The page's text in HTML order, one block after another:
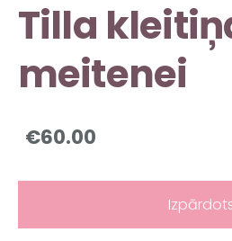
Tilla
meitenei
€60.00